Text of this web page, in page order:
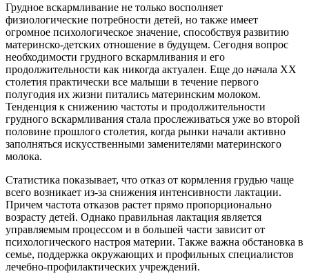
Грудное вскармливание не только восполняет
физиологические потребности детей, но также имеет
огромное психологическое значение, способствуя развитию
материнско-детских отношение в будущем. Сегодня вопрос
необходимости грудного вскармливания и его
продолжительности как никогда актуален. Еще до начала ХХ
столетия практически все малыши в течение первого
полугодия их жизни питались материнским молоком.
Тенденция к снижению частоты и продолжительности
грудного вскармливания стала прослеживаться уже во второй
половине прошлого столетия, когда рынки начали активно
заполняться искусственными заменителями материнского
молока.
Статистика показывает, что отказ от кормления грудью чаще
всего возникает из-за снижения интенсивности лактации.
Причем частота отказов растет прямо пропорционально
возрасту детей. Однако правильная лактация является
управляемым процессом и в большей части зависит от
психологического настроя материи. Также важна обстановка в
семье, поддержка окружающих и профильных специалистов
лечебно-профилактических учреждений.